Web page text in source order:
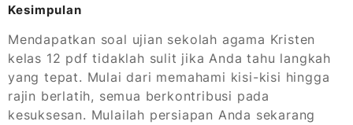
Kesimpulan
Mendapatkan soal ujian sekolah agama Kristen
kelas 12 pdf tidaklah sulit jika Anda tahu langkah
yang tepat. Mulai dari memahami kisi-kisi hingga
rajin berlatih, semua berkontribusi pada
kesuksesan. Mulailah persiapan Anda sekarang